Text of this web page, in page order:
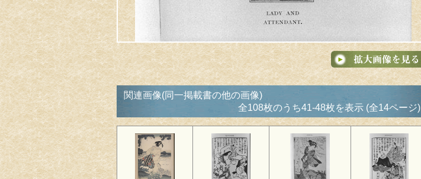
関連画像(同一掲載書の他の画像)
全108枚のうち41-48枚を表示 (全14ページ)